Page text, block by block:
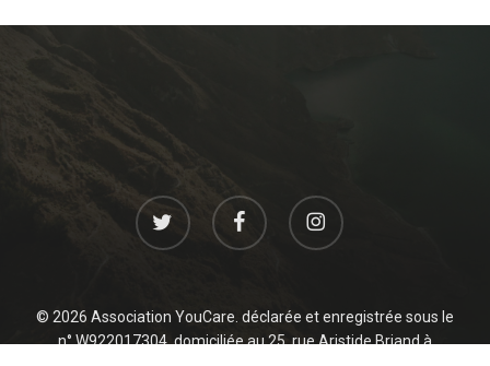
twitter facebook instagram
© 2026 Association YouCare. déclarée et enregistrée sous le
n° W922017304, domiciliée au 25, rue Aristide Briand à